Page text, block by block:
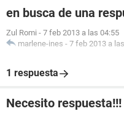
en busca de una
Zul Romi - 7 feb 2013 a las 04:55
marlene-ines - 7 feb 2013 a
1 respuesta
Necesito respuesta!!!